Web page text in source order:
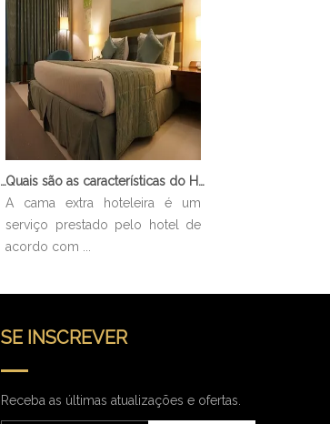
O que é o carrinho de serviço de limpeza?
Quais são as características do Hotel Cama Extra?
A cama extra hoteleira é um
serviço prestado pelo hotel de
acordo com ...
SE INSCREVER
Receba as últimas atualizações e ofertas.